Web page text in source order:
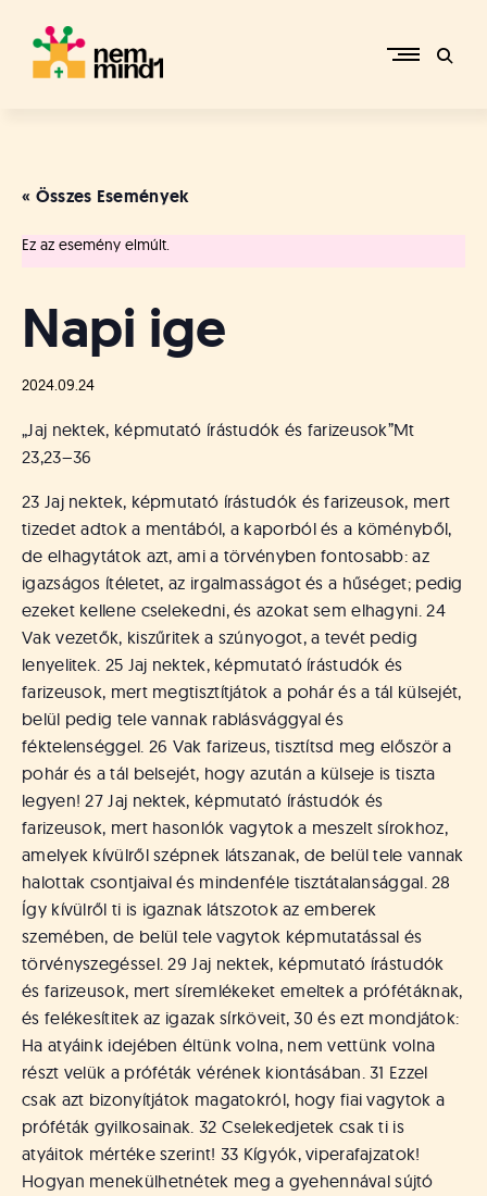
content
p
r
i
R
f
o
r
m
á
t
u
s
o
k
e
-
L
a
p
j
a
« Összes Események
Ez az esemény elmúlt.
Napi ige
2024.09.24
„Jaj nektek, képmutató írástudók és farizeusok”Mt
23,23–36
23 Jaj nektek, képmutató írástudók és farizeusok, mert
tizedet adtok a mentából, a kaporból és a köményből,
de elhagytátok azt, ami a törvényben fontosabb: az
igazságos ítéletet, az irgalmasságot és a hűséget; pedig
ezeket kellene cselekedni, és azokat sem elhagyni. 24
Vak vezetők, kiszűritek a szúnyogot, a tevét pedig
lenyelitek. 25 Jaj nektek, képmutató írástudók és
farizeusok, mert megtisztítjátok a pohár és a tál külsejét,
belül pedig tele vannak rablásvággyal és
féktelenséggel. 26 Vak farizeus, tisztítsd meg először a
pohár és a tál belsejét, hogy azután a külseje is tiszta
legyen! 27 Jaj nektek, képmutató írástudók és
farizeusok, mert hasonlók vagytok a meszelt sírokhoz,
amelyek kívülről szépnek látszanak, de belül tele vannak
halottak csontjaival és mindenféle tisztátalansággal. 28
Így kívülről ti is igaznak látszotok az emberek
szemében, de belül tele vagytok képmutatással és
törvényszegéssel. 29 Jaj nektek, képmutató írástudók
és farizeusok, mert síremlékeket emeltek a prófétáknak,
és felékesítitek az igazak sírköveit, 30 és ezt mondjátok:
Ha atyáink idejében éltünk volna, nem vettünk volna
részt velük a próféták vérének kiontásában. 31 Ezzel
csak azt bizonyítjátok magatokról, hogy fiai vagytok a
próféták gyilkosainak. 32 Cselekedjetek csak ti is
atyáitok mértéke szerint! 33 Kígyók, viperafajzatok!
Hogyan menekülhetnétek meg a gyehennával sújtó